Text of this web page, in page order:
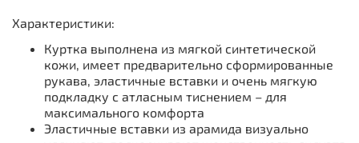
Характеристики:
Куртка выполнена из мягкой синтетической
кожи, имеет предварительно сформированные
рукава, эластичные вставки и очень мягкую
подкладку с атласным тиснением – для
максимального комфорта
Эластичные вставки из арамида визуально